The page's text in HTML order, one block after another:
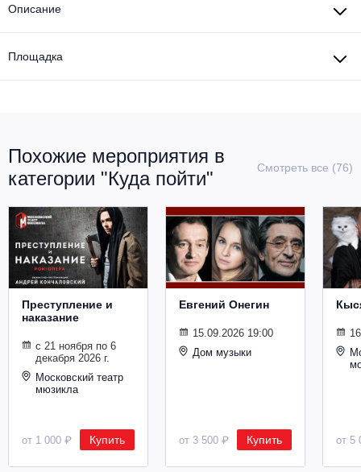
Описание
Площадка
Похожие мероприятия в
категории "Куда пойти"
Смотреть все (76)
Преступление и
наказание
с 21 ноября по 6
декабря 2026 г.
Московский театр
мюзикла
от 1 000 ₽ Купить
Евгений Онегин
15.09.2026 19:00
Дом музыки
от 3 500 ₽ Купить от 5